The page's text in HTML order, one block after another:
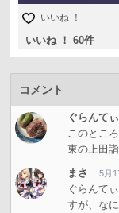
いいね ！
いいね ！ 60件
コメント
ぐらんて
このとこ
東の上田
まさ 5月
ぐらんて
すが、な